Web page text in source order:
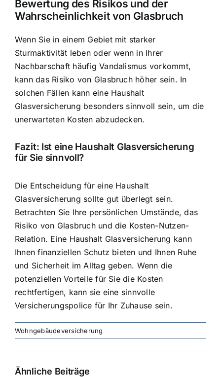
Bewertung des Risikos und der
Wahrscheinlichkeit von Glasbruch
Wenn Sie in einem Gebiet mit starker
Sturmaktivität leben oder wenn in Ihrer
Nachbarschaft häufig Vandalismus vorkommt,
kann das Risiko von Glasbruch höher sein. In
solchen Fällen kann eine Haushalt
Glasversicherung besonders sinnvoll sein, um die
unerwarteten Kosten abzudecken.
Fazit: Ist eine Haushalt Glasversicherung
für Sie sinnvoll?
Die Entscheidung für eine Haushalt
Glasversicherung sollte gut überlegt sein.
Betrachten Sie Ihre persönlichen Umstände, das
Risiko von Glasbruch und die Kosten-Nutzen-
Relation. Eine Haushalt Glasversicherung kann
Ihnen finanziellen Schutz bieten und Ihnen Ruhe
und Sicherheit im Alltag geben. Wenn die
potenziellen Vorteile für Sie die Kosten
rechtfertigen, kann sie eine sinnvolle
Versicherungspolice für Ihr Zuhause sein.
Wohngebäudeversicherung
Ähnliche Beiträge